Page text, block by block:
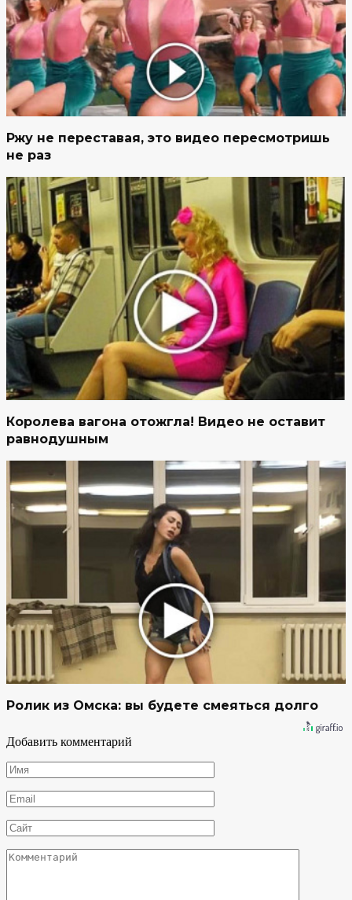
Ржу не переставая, это видео пересмотришь
не раз
Королева вагона отожгла! Видео не оставит
равнодушным
Ролик из Омска: вы будете смеяться долго
Добавить комментарий
Имя
*
Email
*
Сайт
Комментарий